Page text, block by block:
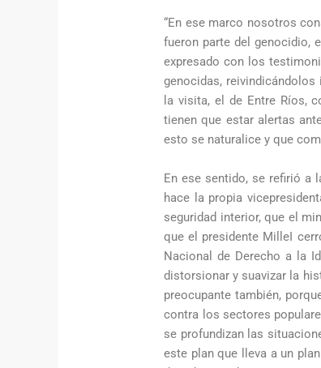
“En ese marco nosotros
fueron parte del genocidio,
expresado con los
genocidas,
la visita, el de Entre Ríos,
tienen que estar alertas
esto se naturalice y que
En ese sentido, se refirió a
hace la propia
seguridad interior, que el
que el presidente MilleI
Nacional de Derecho a la
distorsionar y suavizar la
preocupante también,
contra los sectores
se profundizan las
este plan que lleva a un